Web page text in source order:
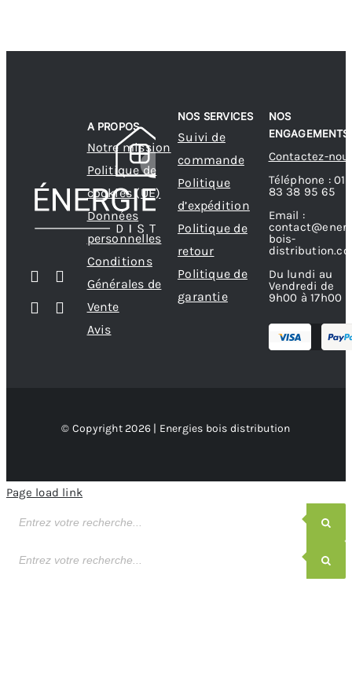
A PROPOS
Notre mission
Politique de
cookies (UE)
Données
personnelles
Conditions
Générales de
Vente
Avis
NOS SERVICES
Suivi de
commande
Politique
d’expédition
Politique de
retour
Politique de
garantie
NOS
ENGAGEMENTS
Contactez-
Téléphone : 01
83 38 95 65
Email :
bois-
Du lundi au
Vendredi de
9h00 à 17h00
© Copyright 2026 | Energies bois distribution
Page load link
de
de